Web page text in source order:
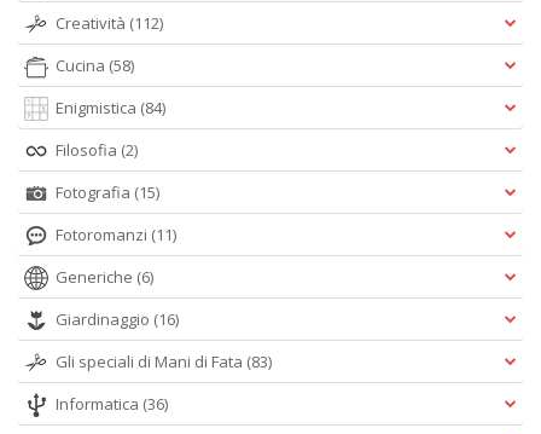
Creatività (112)
Cucina (58)
Enigmistica (84)
Filosofia (2)
Fotografia (15)
Fotoromanzi (11)
Generiche (6)
Giardinaggio (16)
Gli speciali di Mani di Fata (83)
Informatica (36)